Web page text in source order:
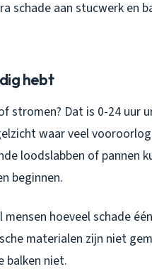
schade aan stucwerk en
hebt
stromen? Dat is 0-24 uur
waar veel
loodslabben of pannen
beginnen.
hoeveel schade
materialen zijn niet
balken niet.